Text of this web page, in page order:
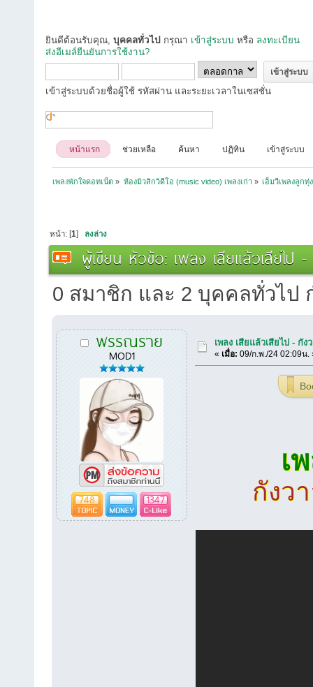
ยินดีต้อนรับคุณ, บุคคลทั่วไป กรุณา เข้าสู่ระบบ หรือ ลงทะเบียน
ส่งอีเมล์ยืนยันการใช้งาน?
เข้าสู่ระบบด้วยชื่อผู้ใช้ รหัสผ่าน และระยะเวลาในเซสชั่น
หน้าแรก ช่วยเหลือ ค้นหา ปฏิทิน เข้าสู่ระบบ
เพลงพักใจดอทเน็ต » ห้องมิวสิกวิดีโอ (music video) เพลงเก่า » เอ็มวีเพลงลูกทุ่ง
หน้า: [1] ลงล่าง
ผู้เขียน หัวข้อ: เพลง เสียแล้วเสียไ
0 สมาชิก และ 2 บุคคลทั่วไป
พรรณราย
MOD1
748 1347
เพลง เสียแล้วเสียไป - กั
« เมื่อ: 09/ก.พ./24 02:09น.
เ
กังว